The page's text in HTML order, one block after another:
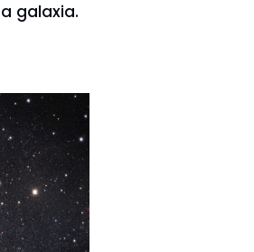
galaxia.